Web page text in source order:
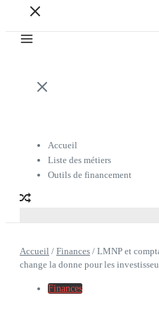
Accueil
Liste des métiers
Outils de financement
Accueil / Finances / LMNP et
change la donne pour les
Finances